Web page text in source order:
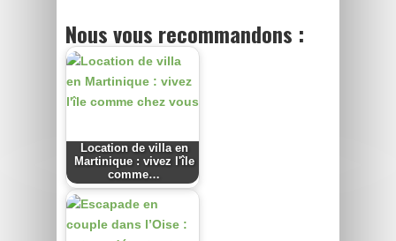
Nous vous recommandons :
Location de villa en
Martinique : vivez l'île
comme…